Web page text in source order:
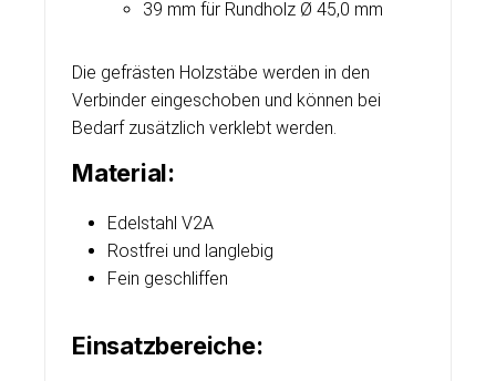
39 mm für Rundholz Ø 45,0 mm
Die gefrästen Holzstäbe werden in den
Verbinder eingeschoben und können bei
Bedarf zusätzlich verklebt werden.
Material:
Edelstahl V2A
Rostfrei und langlebig
Fein geschliffen
Einsatzbereiche: